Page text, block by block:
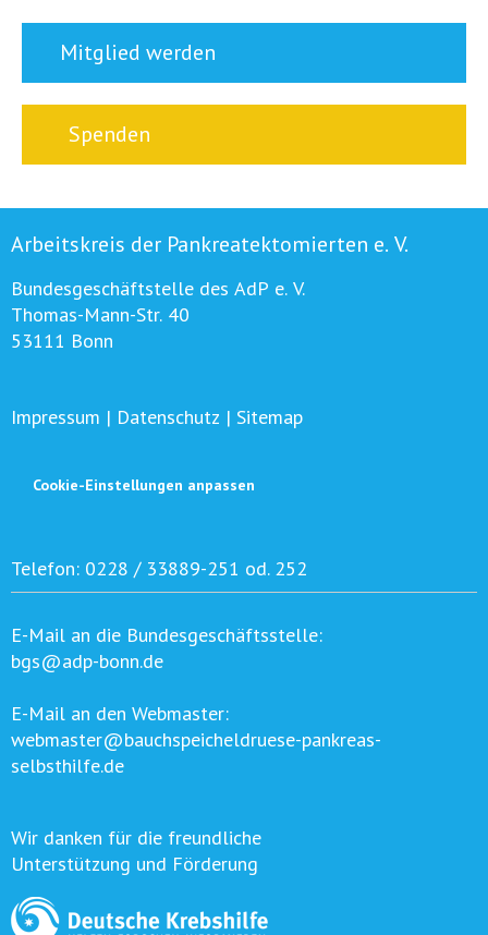
Mitglied werden
Spenden
Arbeitskreis der Pankreatektomierten e. V.
Bundesgeschäftstelle des AdP e. V.
Thomas-Mann-Str. 40
53111 Bonn
Impressum | Datenschutz | Sitemap
Cookie-Einstellungen anpassen
Telefon: 0228 / 33889-251 od. 252
E-Mail an die Bundesgeschäftsstelle:
bgs@adp-bonn.de
E-Mail an den Webmaster:
webmaster@bauchspeicheldruese-pankreas-
selbsthilfe.de
Wir danken für die freundliche
Unterstützung und Förderung